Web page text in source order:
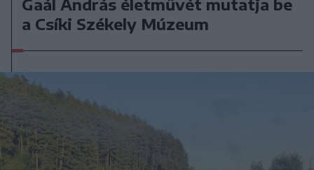
Gaál András életművét mutatja be
a Csíki Székely Múzeum